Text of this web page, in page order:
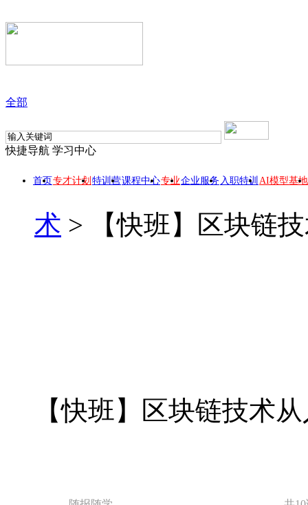
全部
快捷导航 学习中心
首页专才计划 特训营课程中心专业企业服务 入职特训 AI模型基地
术 >
【快班】区块链
招生中